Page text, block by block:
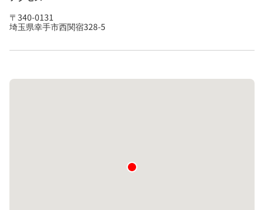
〒340-0131
埼玉県幸手市西関宿328-5